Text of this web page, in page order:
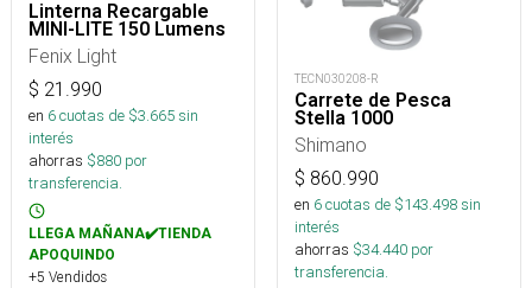
Linterna Recargable
MINI-LITE 150 Lumens
Fenix Light
$ 21.990
en 6cuotas de $3.665sin
interés
ahorras $880 por
transferencia.
LLEGA MAÑANA✔️TIENDA
APOQUINDO
+5 Vendidos
TECN030208-R
Carrete de Pesca
Stella 1000
Shimano
$ 860.990
en 6cuotas de $143.498sin
interés
ahorras $34.440 por
transferencia.